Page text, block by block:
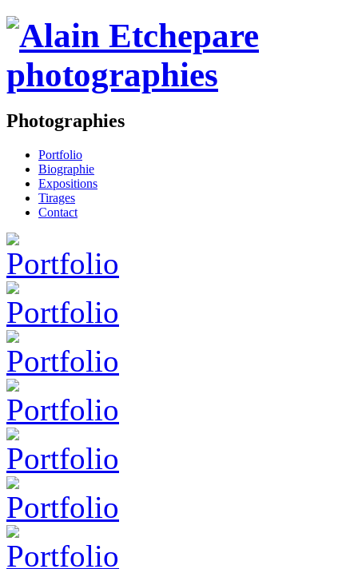
Photographies
Portfolio
Biographie
Expositions
Tirages
Contact